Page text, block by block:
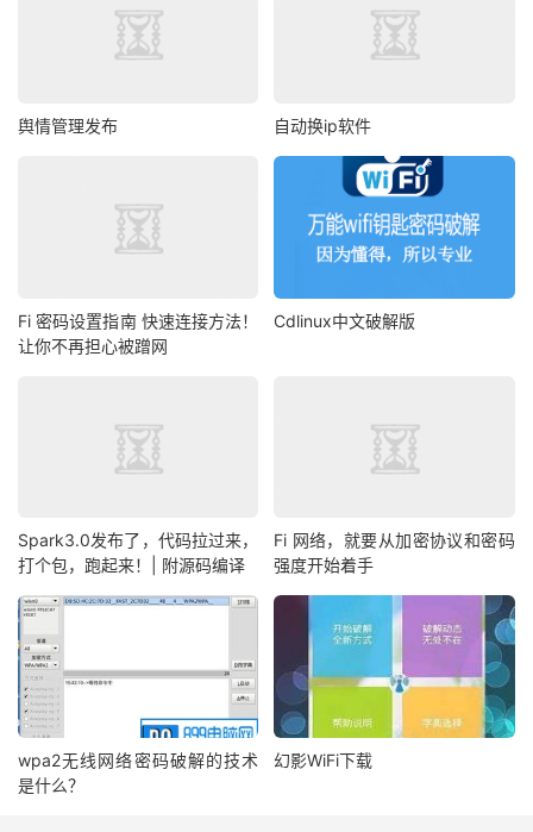
舆情管理发布 自动换ip软件
Fi 密码设置指南 快速连接方法！
让你不再担心被蹭网
Cdlinux中文破解版
Spark3.0发布了，代码拉过来，
打个包，跑起来！| 附源码编译
Fi 网络，就要从加密协议和密码
强度开始着手
wpa2无线网络密码破解的技术
是什么？
幻影WiFi下载